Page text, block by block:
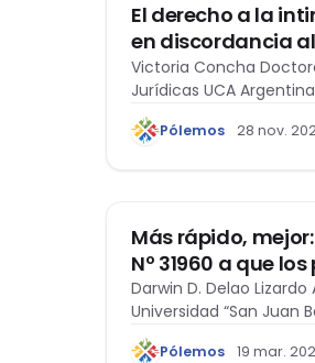
El derecho a la
en discordancia
libertad de
padres o
el Perú
Victoria Concha
Jurídicas UCA
Educación Superior en
Pólemos 28 nov.
Más rápido,
Nº 31960 a que
con su obligación
Darwin D. Delao
Universidad “San Juan
fundador de…
Pólemos 19 mar.